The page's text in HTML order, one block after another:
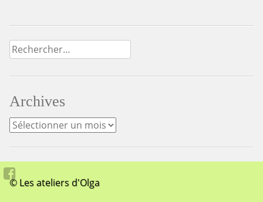
Rechercher :
Archives
Archives
© Les ateliers d'Olga